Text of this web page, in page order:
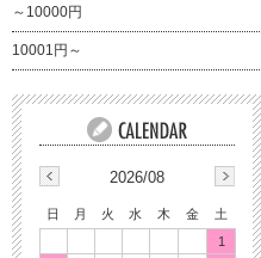
～10000円
10001円～
2026/08
日 月 火 水 木 金
土
1